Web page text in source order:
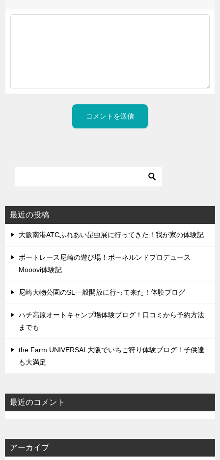
最近の投稿
大阪南港ATCふれあい昆虫展に行ってきた！我が家の体験記
ボートレース尼崎の遊び場！ボーネルンドプロデュース
Mooovi体験記
尼崎大物公園のSL一般開放に行って来た！体験ブログ
ハチ高原オートキャンプ場体験ブログ！口コミから予約方法
までも
the Farm UNIVERSAL大阪でいちご狩り体験ブログ！子供達
も大満足
最近のコメント
アーカイブ